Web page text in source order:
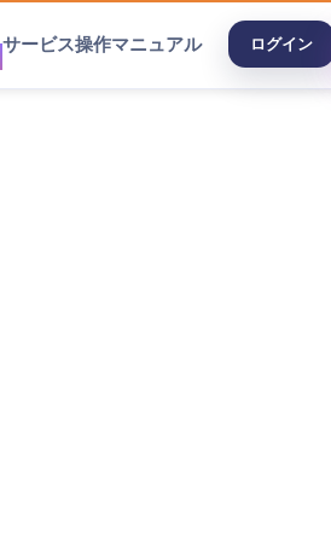
サービス操作マニュアル ログイン